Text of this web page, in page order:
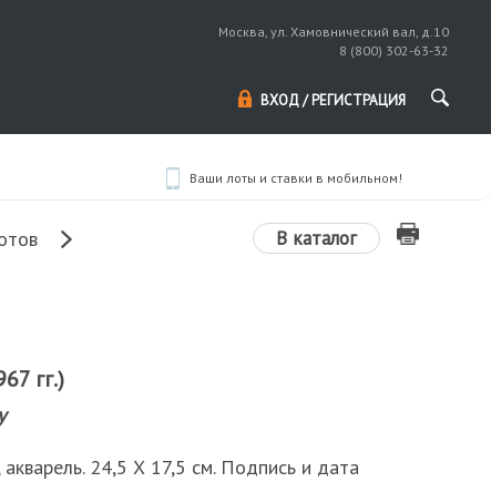
Москва, ул. Хамовнический вал, д.10
8 (800) 302-63-32
ВХОД / РЕГИСТРАЦИЯ
Ваши лоты и ставки в мобильном!
В каталог
гг.)
24,5 Х 17,5 см. Подпись и дата